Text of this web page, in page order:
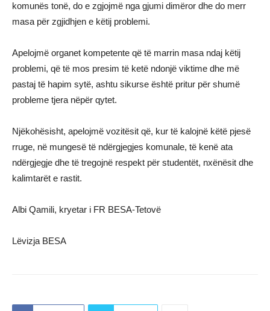
komunës tonë, do e zgjojmë nga gjumi dimëror dhe do merr
masa për zgjidhjen e këtij problemi.
Apelojmë organet kompetente që të marrin masa ndaj këtij
problemi, që të mos presim të ketë ndonjë viktime dhe më
pastaj të hapim sytë, ashtu sikurse është pritur për shumë
probleme tjera nëpër qytet.
Njëkohësisht, apelojmë vozitësit që, kur të kalojnë këtë pjesë
rruge, në mungesë të ndërgjegjes komunale, të kenë ata
ndërgjegje dhe të tregojnë respekt për studentët, nxënësit dhe
kalimtarët e rastit.
Albi Qamili, kryetar i FR BESA-Tetovë
Lëvizja BESA